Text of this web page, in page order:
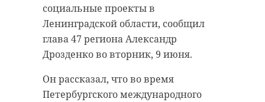
социальные проекты в
Ленинградской области, сообщил
глава 47 региона Александр
Дрозденко во вторник, 9 июня.
Он рассказал, что во время
Петербургского международного